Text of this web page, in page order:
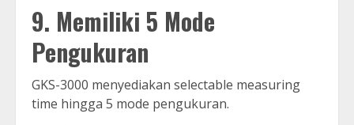
9. Memiliki 5 Mode
Pengukuran
GKS-3000 menyediakan selectable measuring
time hingga 5 mode pengukuran.